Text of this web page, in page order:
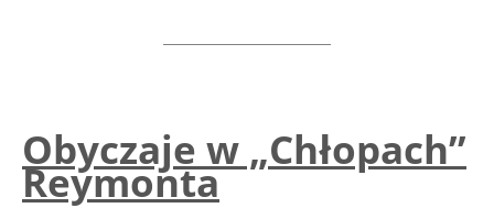
Obyczaje w „Chłopach”
Reymonta